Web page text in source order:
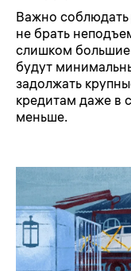
Важно
не брать
слишком большие
будут
задолжать
кредитам даже в
меньше.